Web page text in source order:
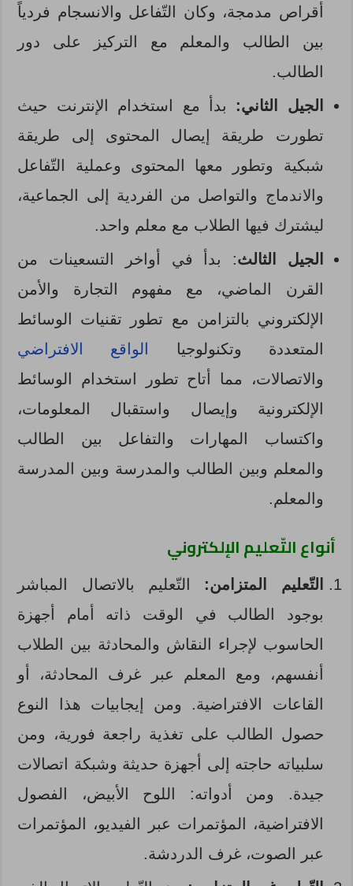
أقراص مدمجة، وكان التّفاعل والانسجام فردياً
بين الطالب والمعلم مع التركيز على دور
الطالب.
الجيل
الثاني: بدأ مع استخدام الإنترنت حيث
تطورت طريقة إيصال المحتوى إلى طريقة
شبكية وتطور معها المحتوى وعملية التّفاعل
والاندماج والتواصل من الفردية إلى الجماعية،
ليشترك فيها الطلاب مع معلم واحد.
الجيل
الثالث: بدأ في أواخر التسعينات من
القرن الماضي، مع مفهوم التجارة والأمن
الإلكتروني بالتزامن مع تطور تقنيات الوسائط
المتعددة وتكنولوجيا
الواقع الافتراضي
والاتصالات، مما أتاح تطور استخدام الوسائط
الإلكترونية وإيصال واستقبال المعلومات،
واكتساب المهارات والتفاعل بين الطالب
والمعلم وبين الطالب والمدرسة وبين المدرسة
والمعلم.
أنواعالتّعليمالإلكتروني
التّعليم المتزامن: التّعليم بالاتصال المباشر
بوجود الطالب في الوقت ذاته أمام أجهزة
الحاسوب لإجراء النقاش والمحادثة بين الطلاب
أنفسهم، ومع المعلم عبر غرف المحادثة، أو
القاعات الافتراضية. ومن إيجابيات هذا النوع
حصول الطالب على تغذية راجعة فورية، ومن
سلبياته حاجته إلى أجهزة حديثة وشبكة اتصالات
جيدة. ومن أدواته: اللوح الأبيض، الفصول
الافتراضية، المؤتمرات عبر الفيديو، المؤتمرات
عبر الصوت، غرف الدردشة.